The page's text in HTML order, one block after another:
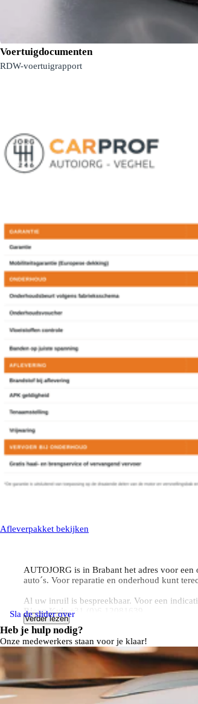
Voertuigdocumenten
RDW-voertuigrapport
Afleverpakket bekijken
AUTOJORG is in Brabant het adres voor
auto´s. Voor reparatie en onderhoud kunt
Al uw inruil is bespreekbaar. Voor een
Bjorn Kuis+31 (0)6 12081639
Mark van de Voort
Len Steusfijop +31 (0)6 82044655
Op al onze voertuigen is standaard het
Verder lezen
Heb je hulp nodig?
Onze medewerkers staan voor je klaar!
Sla de slider over